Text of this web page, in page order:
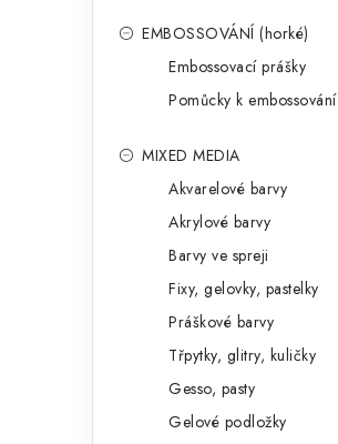
EMBOSSOVÁNÍ (horké)
Embossovací prášky
Pomůcky k embossování
MIXED MEDIA
Akvarelové barvy
Akrylové barvy
Barvy ve spreji
Fixy, gelovky, pastelky
Práškové barvy
Třpytky, glitry, kuličky
Gesso, pasty
Gelové podložky